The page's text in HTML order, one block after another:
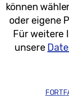
haben.
auf
darum,
können
oder eigene
Für weitere
unsere